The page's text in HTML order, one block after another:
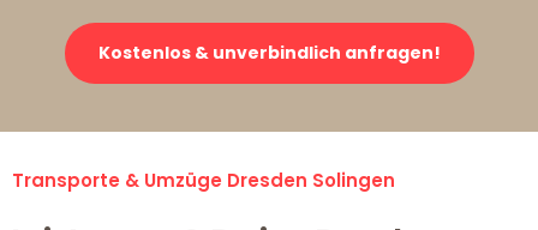
Kostenlos & unverbindlich anfragen!
Transporte & Umzüge Dresden Solingen